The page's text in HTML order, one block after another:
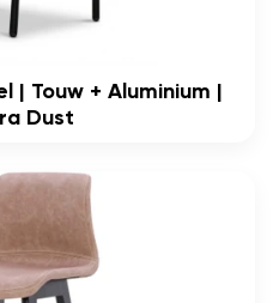
| Touw + Aluminium |
Dust